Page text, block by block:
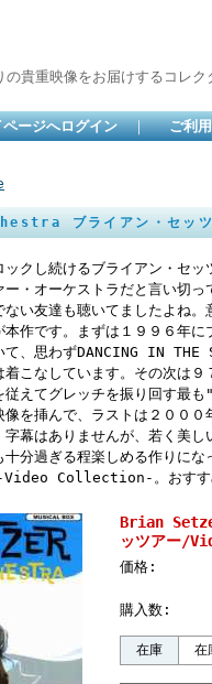
重映像をお届けするコレク
ページへログイン ｜ ご利
ブライアン・セッ
クし続けるブライアン・セ
・オーケストラだと言い切
い友達も聴いてましたよね
作です。まずは１９９６年
て、思わずDANCING IN THE
こなしています。その次は
えてグレッチを振り回す最
を挿んで、ラストは２００
幕はありませんが、若く美
分過ぎる程楽しめる作りに
Collection-。おすすめ
Brian
ッツアー/
価格:
購入数:
在庫 在